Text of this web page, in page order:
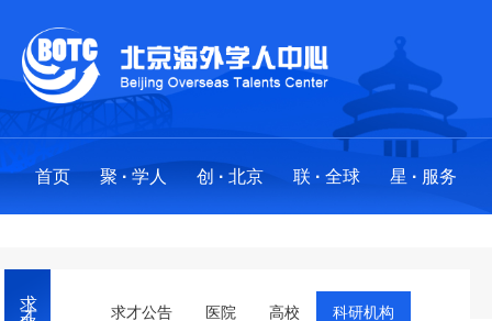
首页 聚 · 学人
求才聚贤
创 · 北京
政策法规
联 · 全球
全球布局
星 · 服务
服务事项
求才聚贤 求才公告 医院 高校 科研机构